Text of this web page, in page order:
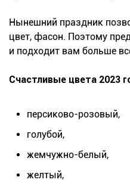
Нынешний праздник
цвет, фасон. Поэтому
и подходит вам больше
Счастливые цвета 2023
персиково-розовый,
голубой,
жемчужно-белый,
желтый,